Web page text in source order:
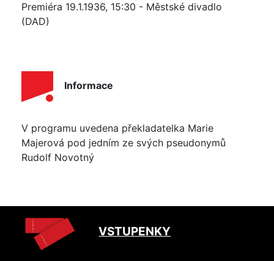
Premiéra 19.1.1936, 15:30 - Městské divadlo
(DAD)
Informace
V programu uvedena překladatelka Marie
Majerová pod jedním ze svých pseudonymů
Rudolf Novotný
VSTUPENKY